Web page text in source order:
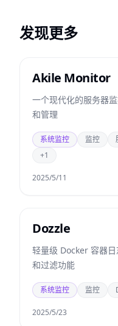
发现更多
Akile Monitor
一个现代化的服务器
和管理
系统监控 监控
+1
2025/5/11
Dozzle
轻量级 Docker 容器
和过滤功能
系统监控 监控
2025/5/23